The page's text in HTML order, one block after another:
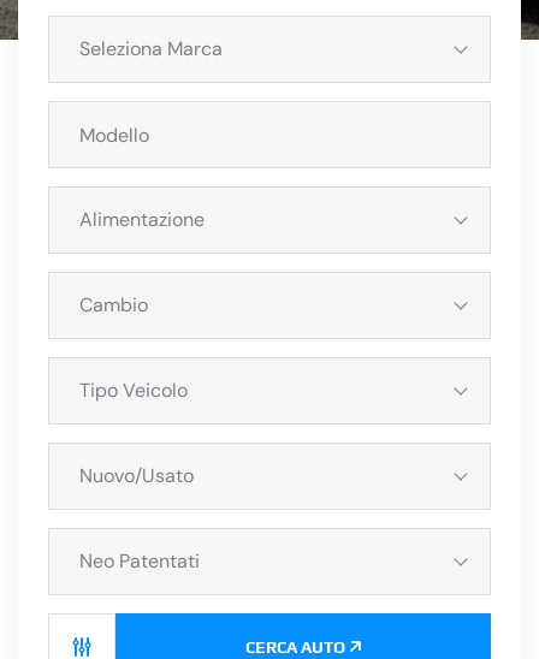
Seleziona Marca
Alimentazione
Cambio
Tipo Veicolo
Nuovo/Usato
Neo Patentati
CERCA AUTO